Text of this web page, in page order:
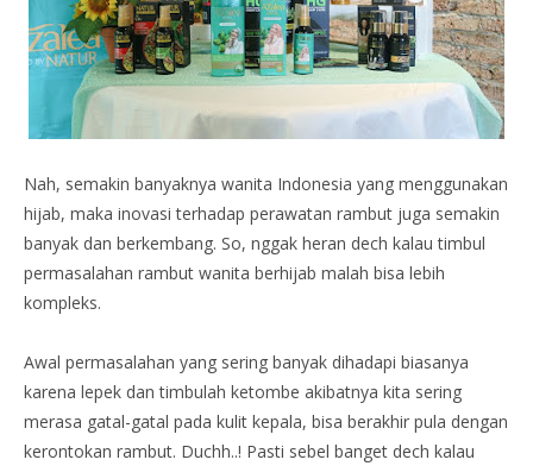
Nah, semakin banyaknya wanita Indonesia yang menggunakan
hijab, maka inovasi terhadap perawatan rambut juga semakin
banyak dan berkembang. So, nggak heran dech kalau timbul
permasalahan rambut wanita berhijab malah bisa lebih
kompleks.
Awal permasalahan yang sering banyak dihadapi biasanya
karena lepek dan timbulah ketombe akibatnya kita sering
merasa gatal-gatal pada kulit kepala, bisa berakhir pula dengan
kerontokan rambut. Duchh..! Pasti sebel banget dech kalau